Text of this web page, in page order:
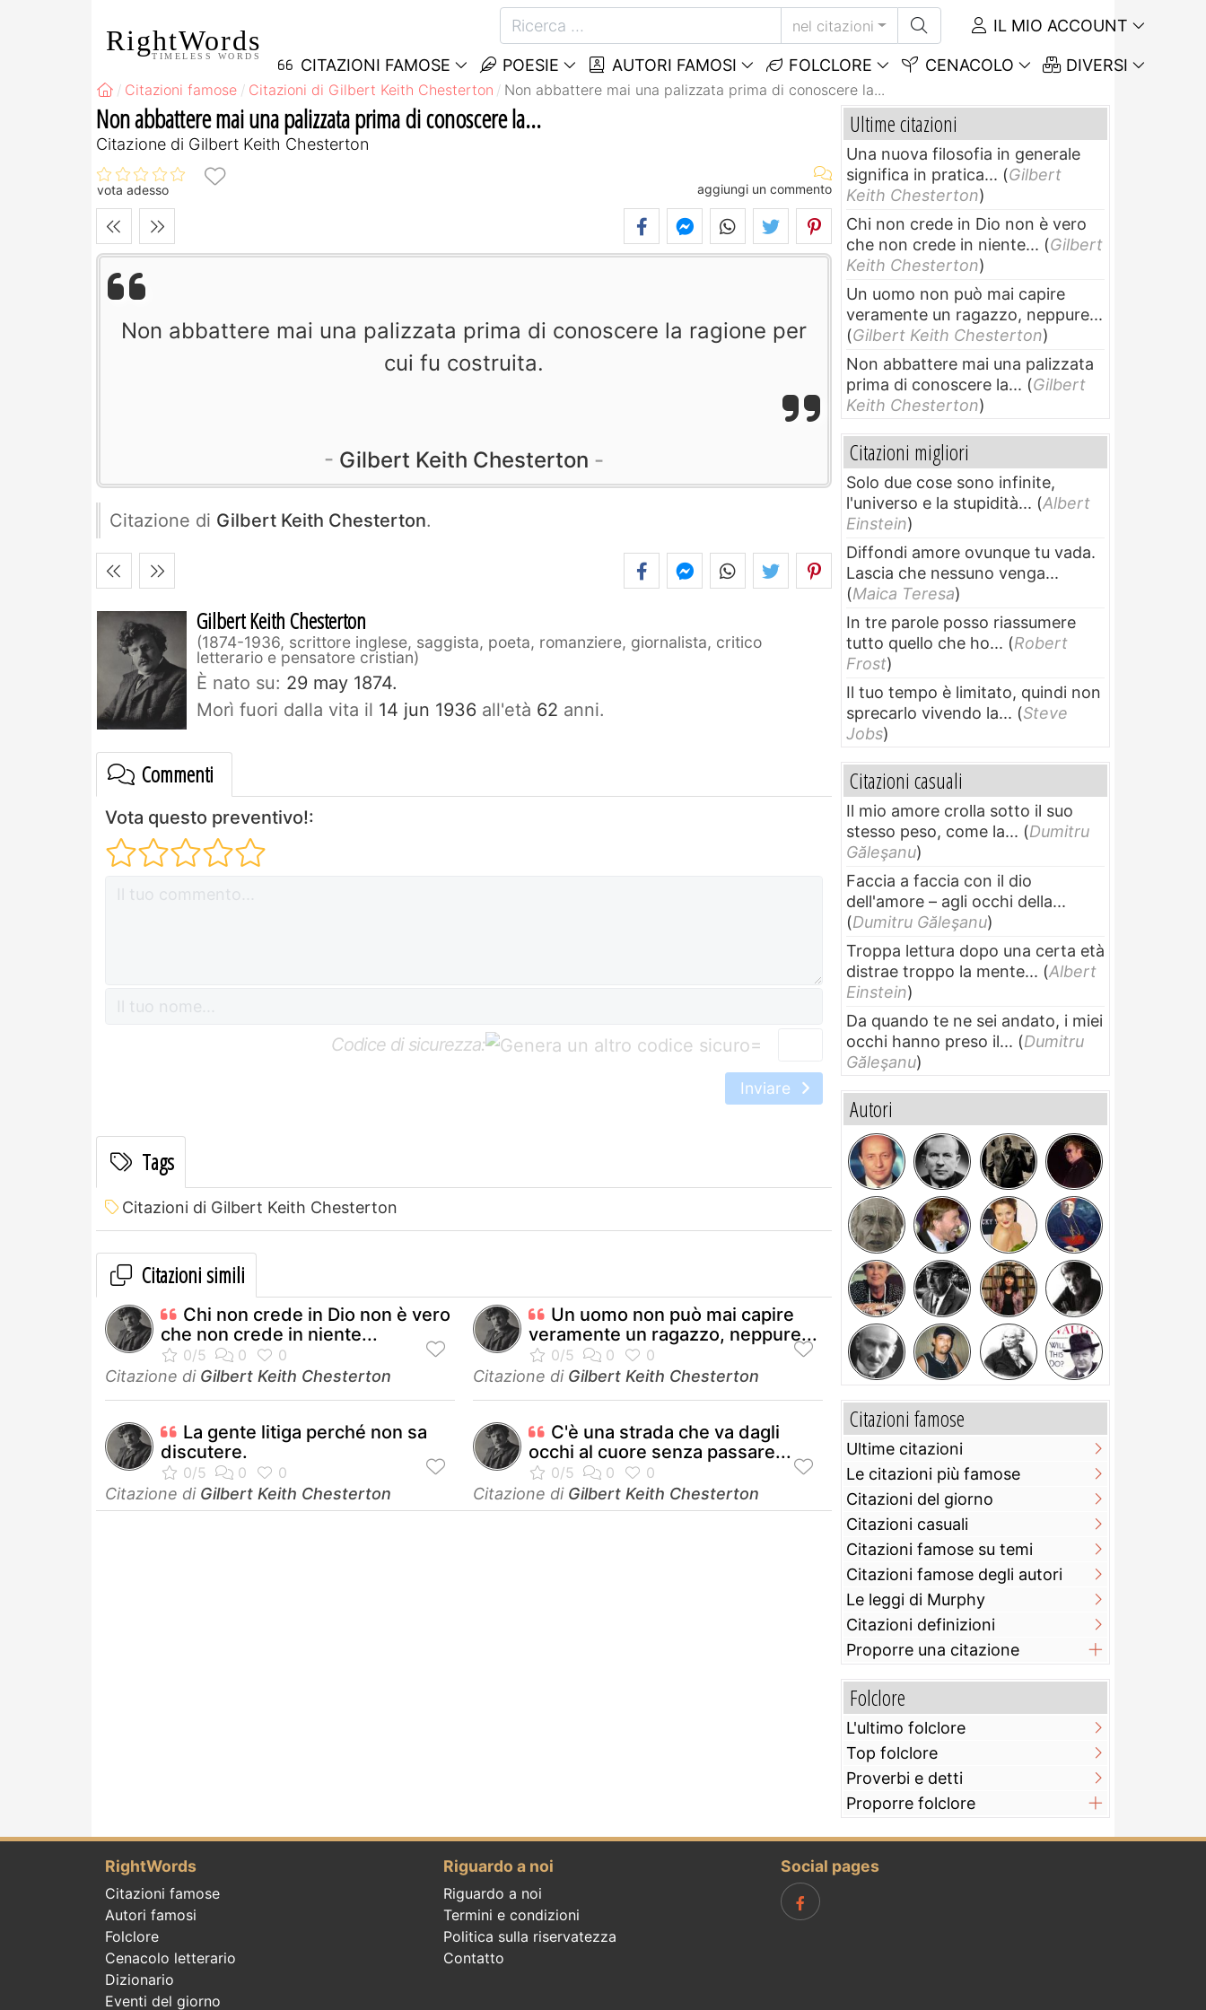
RightWords
TIMELESS WORDS
nel citazioni IL MIO ACCOUNT
CITAZIONI FAMOSE POESIE AUTORI FAMOSI FOLCLORE CENACOLO DIVERSI
Citazioni famose Citazioni di Gilbert Keith Chesterton Non abbattere mai una palizzata prima di conoscere la...
Non abbattere mai una palizzata prima di conoscere la...
Citazione di Gilbert Keith Chesterton
vota adesso aggiungi un commento
Non abbattere mai una palizzata prima di conoscere la ragione per
cui fu costruita.
Gilbert Keith Chesterton
Citazione di Gilbert Keith Chesterton.
Gilbert Keith Chesterton
1874-1936, scrittore inglese, saggista, poeta, romanziere, giornalista, critico
letterario e pensatore cristian
È nato su: 29 may 1874.
Morì fuori dalla vita il 14 jun 1936 all'età 62 anni.
Commenti
Vota questo preventivo!:
Codice di sicurezza: =
Inviare
Tags
Citazioni di Gilbert Keith Chesterton
Citazioni simili
Chi non crede in Dio non è vero
che non crede in niente...
Citazione di Gilbert Keith Chesterton
Un uomo non può mai capire
veramente un ragazzo, neppure...
Citazione di Gilbert Keith Chesterton
La gente litiga perché non sa
discutere.
Citazione di Gilbert Keith Chesterton
C'è una strada che va dagli
occhi al cuore senza passare...
Citazione di Gilbert Keith Chesterton
Ultime citazioni
Una nuova filosofia in generale
significa in pratica... (Gilbert
Keith Chesterton)
Chi non crede in Dio non è vero
che non crede in niente... (Gilbert
Keith Chesterton)
Un uomo non può mai capire
veramente un ragazzo, neppure...
(Gilbert Keith Chesterton)
Non abbattere mai una palizzata
prima di conoscere la... (Gilbert
Keith Chesterton)
Citazioni migliori
Solo due cose sono infinite,
l'universo e la stupidità... (Albert
Einstein)
Diffondi amore ovunque tu vada.
Lascia che nessuno venga...
(Maica Teresa)
In tre parole posso riassumere
tutto quello che ho... (Robert
Frost)
Il tuo tempo è limitato, quindi non
sprecarlo vivendo la... (Steve
Jobs)
Citazioni casuali
Il mio amore crolla sotto il suo
stesso peso, come la... (Dumitru
Găleşanu)
Faccia a faccia con il dio
dell'amore – agli occhi della...
(Dumitru Găleşanu)
Troppa lettura dopo una certa età
distrae troppo la mente... (Albert
Einstein)
Da quando te ne sei andato, i miei
occhi hanno preso il... (Dumitru
Găleşanu)
Autori
Citazioni famose
Ultime citazioni
Le citazioni più famose
Citazioni del giorno
Citazioni casuali
Citazioni famose su temi
Citazioni famose degli autori
Le leggi di Murphy
Citazioni definizioni
Proporre una citazione
Folclore
L'ultimo folclore
Top folclore
Proverbi e detti
Proporre folclore
RightWords
Citazioni famose
Autori famosi
Folclore
Cenacolo letterario
Dizionario
Eventi del giorno
Riguardo a noi
Riguardo a noi
Termini e condizioni
Politica sulla riservatezza
Contatto
Social pages